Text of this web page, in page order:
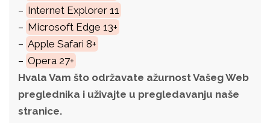
– Internet Explorer 11
– Microsoft Edge 13+
– Apple Safari 8+
– Opera 27+
Hvala Vam što održavate ažurnost Vašeg Web
preglednika i uživajte u pregledavanju naše
stranice.